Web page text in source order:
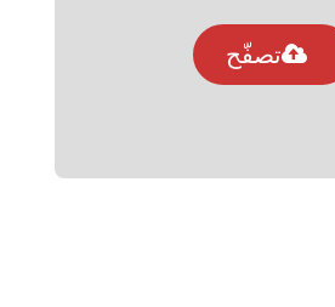
تصفّح